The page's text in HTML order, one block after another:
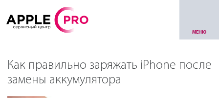
МЕНЮ
Как правильно заряжать iPhone после
замены аккумулятора